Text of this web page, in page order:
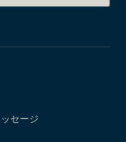
セージ